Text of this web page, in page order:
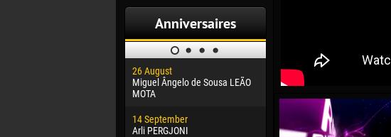
Anniversaires
26 August
Miguel Ângelo de Sousa LEÃO
MOTA
14 September
Arli PERGJONI
30 January
Dhoraso Moreo KLAS
24 February
Vladislav COSTIN